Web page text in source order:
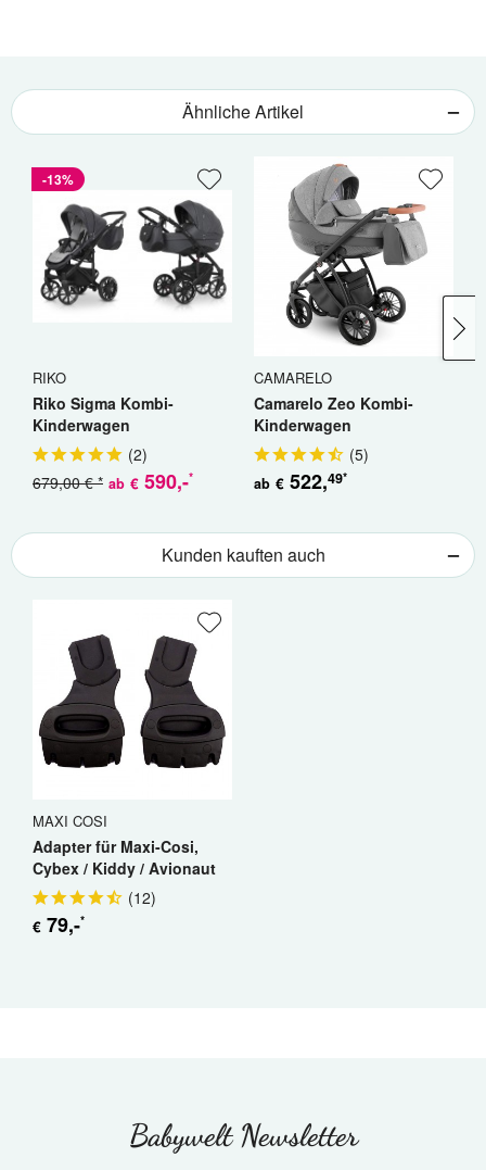
Ähnliche Artikel
-13%
RIKO
Riko Sigma Kombi-
Kinderwagen
(2)
ab € 590,-*
679,00 € *
CAMARELO
Camarelo Zeo Kombi-
Kinderwagen
(5)
ab € 522,49*
Kunden kauften auch
MAXI COSI
Adapter für Maxi-Cosi,
Cybex / Kiddy / Avionaut
(12)
€ 79,-*
Babywelt Newsletter